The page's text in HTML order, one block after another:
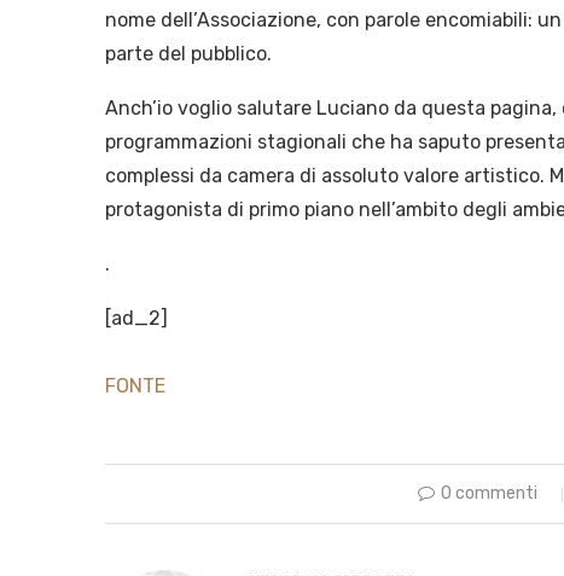
nome dell’Associazione, con parole encomiabili:
parte del pubblico.
Anch’io voglio salutare Luciano da questa
programmazioni stagionali che ha saputo
complessi da camera di assoluto valore artistico.
protagonista di primo piano nell’ambito degli
.
[ad_2]
FONTE
0 commenti